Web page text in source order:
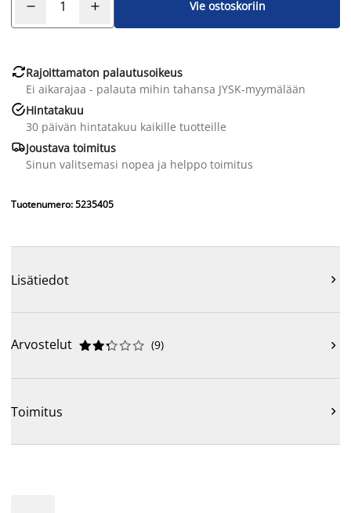
Vie ostoskoriin
Rajoittamaton palautusoikeus
Ei aikarajaa - palauta mihin tahansa JYSK-myymälään
Hintatakuu
30 päivän hintatakuu kaikille tuotteille
Joustava toimitus
Sinun valitsemasi nopea ja helppo toimitus
Tuotenumero: 5235405
Lisätiedot 
Arvostelut 




 (9) 
Toimitus 